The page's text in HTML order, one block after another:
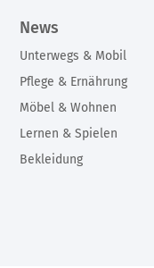
News
Unterwegs & Mobil
Pflege & Ernährung
Möbel & Wohnen
Lernen & Spielen
Bekleidung